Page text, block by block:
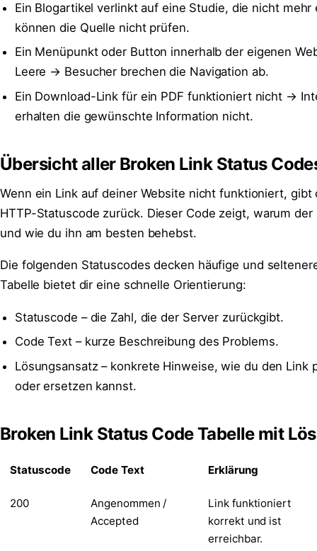
Ein Blogartikel verlinkt auf eine Studie, die nicht
können die Quelle nicht prüfen.
Ein Menüpunkt oder Button innerhalb der eigenen
Leere → Besucher brechen die Navigation ab.
Ein Download-Link für ein PDF funktioniert nicht →
erhalten die gewünschte Information nicht.
Übersicht aller Broken Link Status
Wenn ein Link auf deiner Website nicht funktioniert, gibt
HTTP-Statuscode zurück. Dieser Code zeigt, warum
und wie du ihn am besten behebst.
Die folgenden Statuscodes decken häufige und
Tabelle bietet dir eine schnelle Orientierung:
Statuscode – die Zahl, die der Server zurückgibt.
Code Text – kurze Beschreibung des Problems.
Lösungsansatz – konkrete Hinweise, wie du den Link
oder ersetzen kannst.
Broken Link Status Code Tabelle mit
Statuscode Code Text Erklärung
200
Angenommen /
Accepted
Link funktioniert
korrekt und ist
erreichbar.